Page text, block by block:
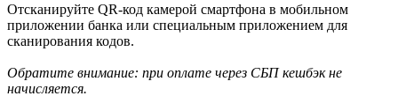
Отсканируйте QR-код камерой смартфона в мобильном
приложении банка или специальным приложением для
сканирования кодов.
Обратите внимание: при оплате через СБП кешбэк не
начисляется.